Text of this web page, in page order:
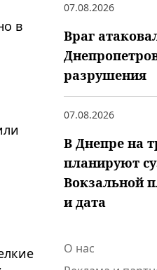
в
07.08.2026
Враг
разрушения
07.08.2026
В Днепре на
планируют
Вокзальной
и дата
О нас